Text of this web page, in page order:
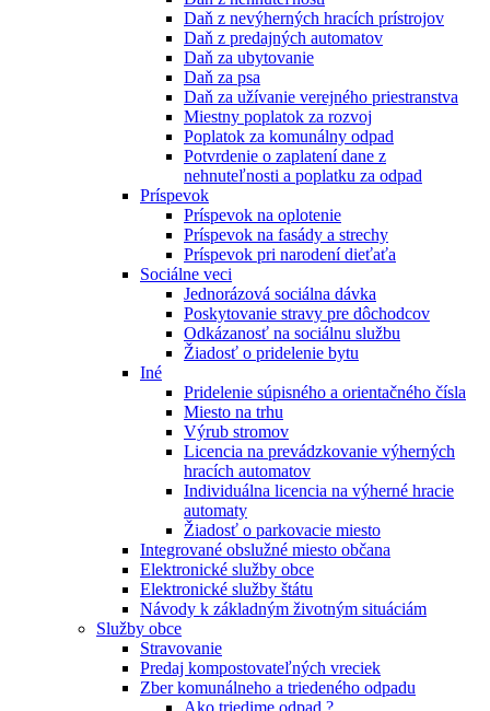
Daň z nevýherných hracích prístrojov
Daň z predajných automatov
Daň za ubytovanie
Daň za psa
Daň za užívanie verejného priestranstva
Miestny poplatok za rozvoj
Poplatok za komunálny odpad
Potvrdenie o zaplatení dane z
nehnuteľnosti a poplatku za odpad
Príspevok
Príspevok na oplotenie
Príspevok na fasády a strechy
Príspevok pri narodení dieťaťa
Sociálne veci
Jednorázová sociálna dávka
Poskytovanie stravy pre dôchodcov
Odkázanosť na sociálnu službu
Žiadosť o pridelenie bytu
Iné
Pridelenie súpisného a orientačného čísla
Miesto na trhu
Výrub stromov
Licencia na prevádzkovanie výherných
hracích automatov
Individuálna licencia na výherné hracie
automaty
Žiadosť o parkovacie miesto
Integrované obslužné miesto občana
Elektronické služby obce
Elektronické služby štátu
Návody k základným životným situáciám
Služby obce
Stravovanie
Predaj kompostovateľných vreciek
Zber komunálneho a triedeného odpadu
Ako triedime odpad ?